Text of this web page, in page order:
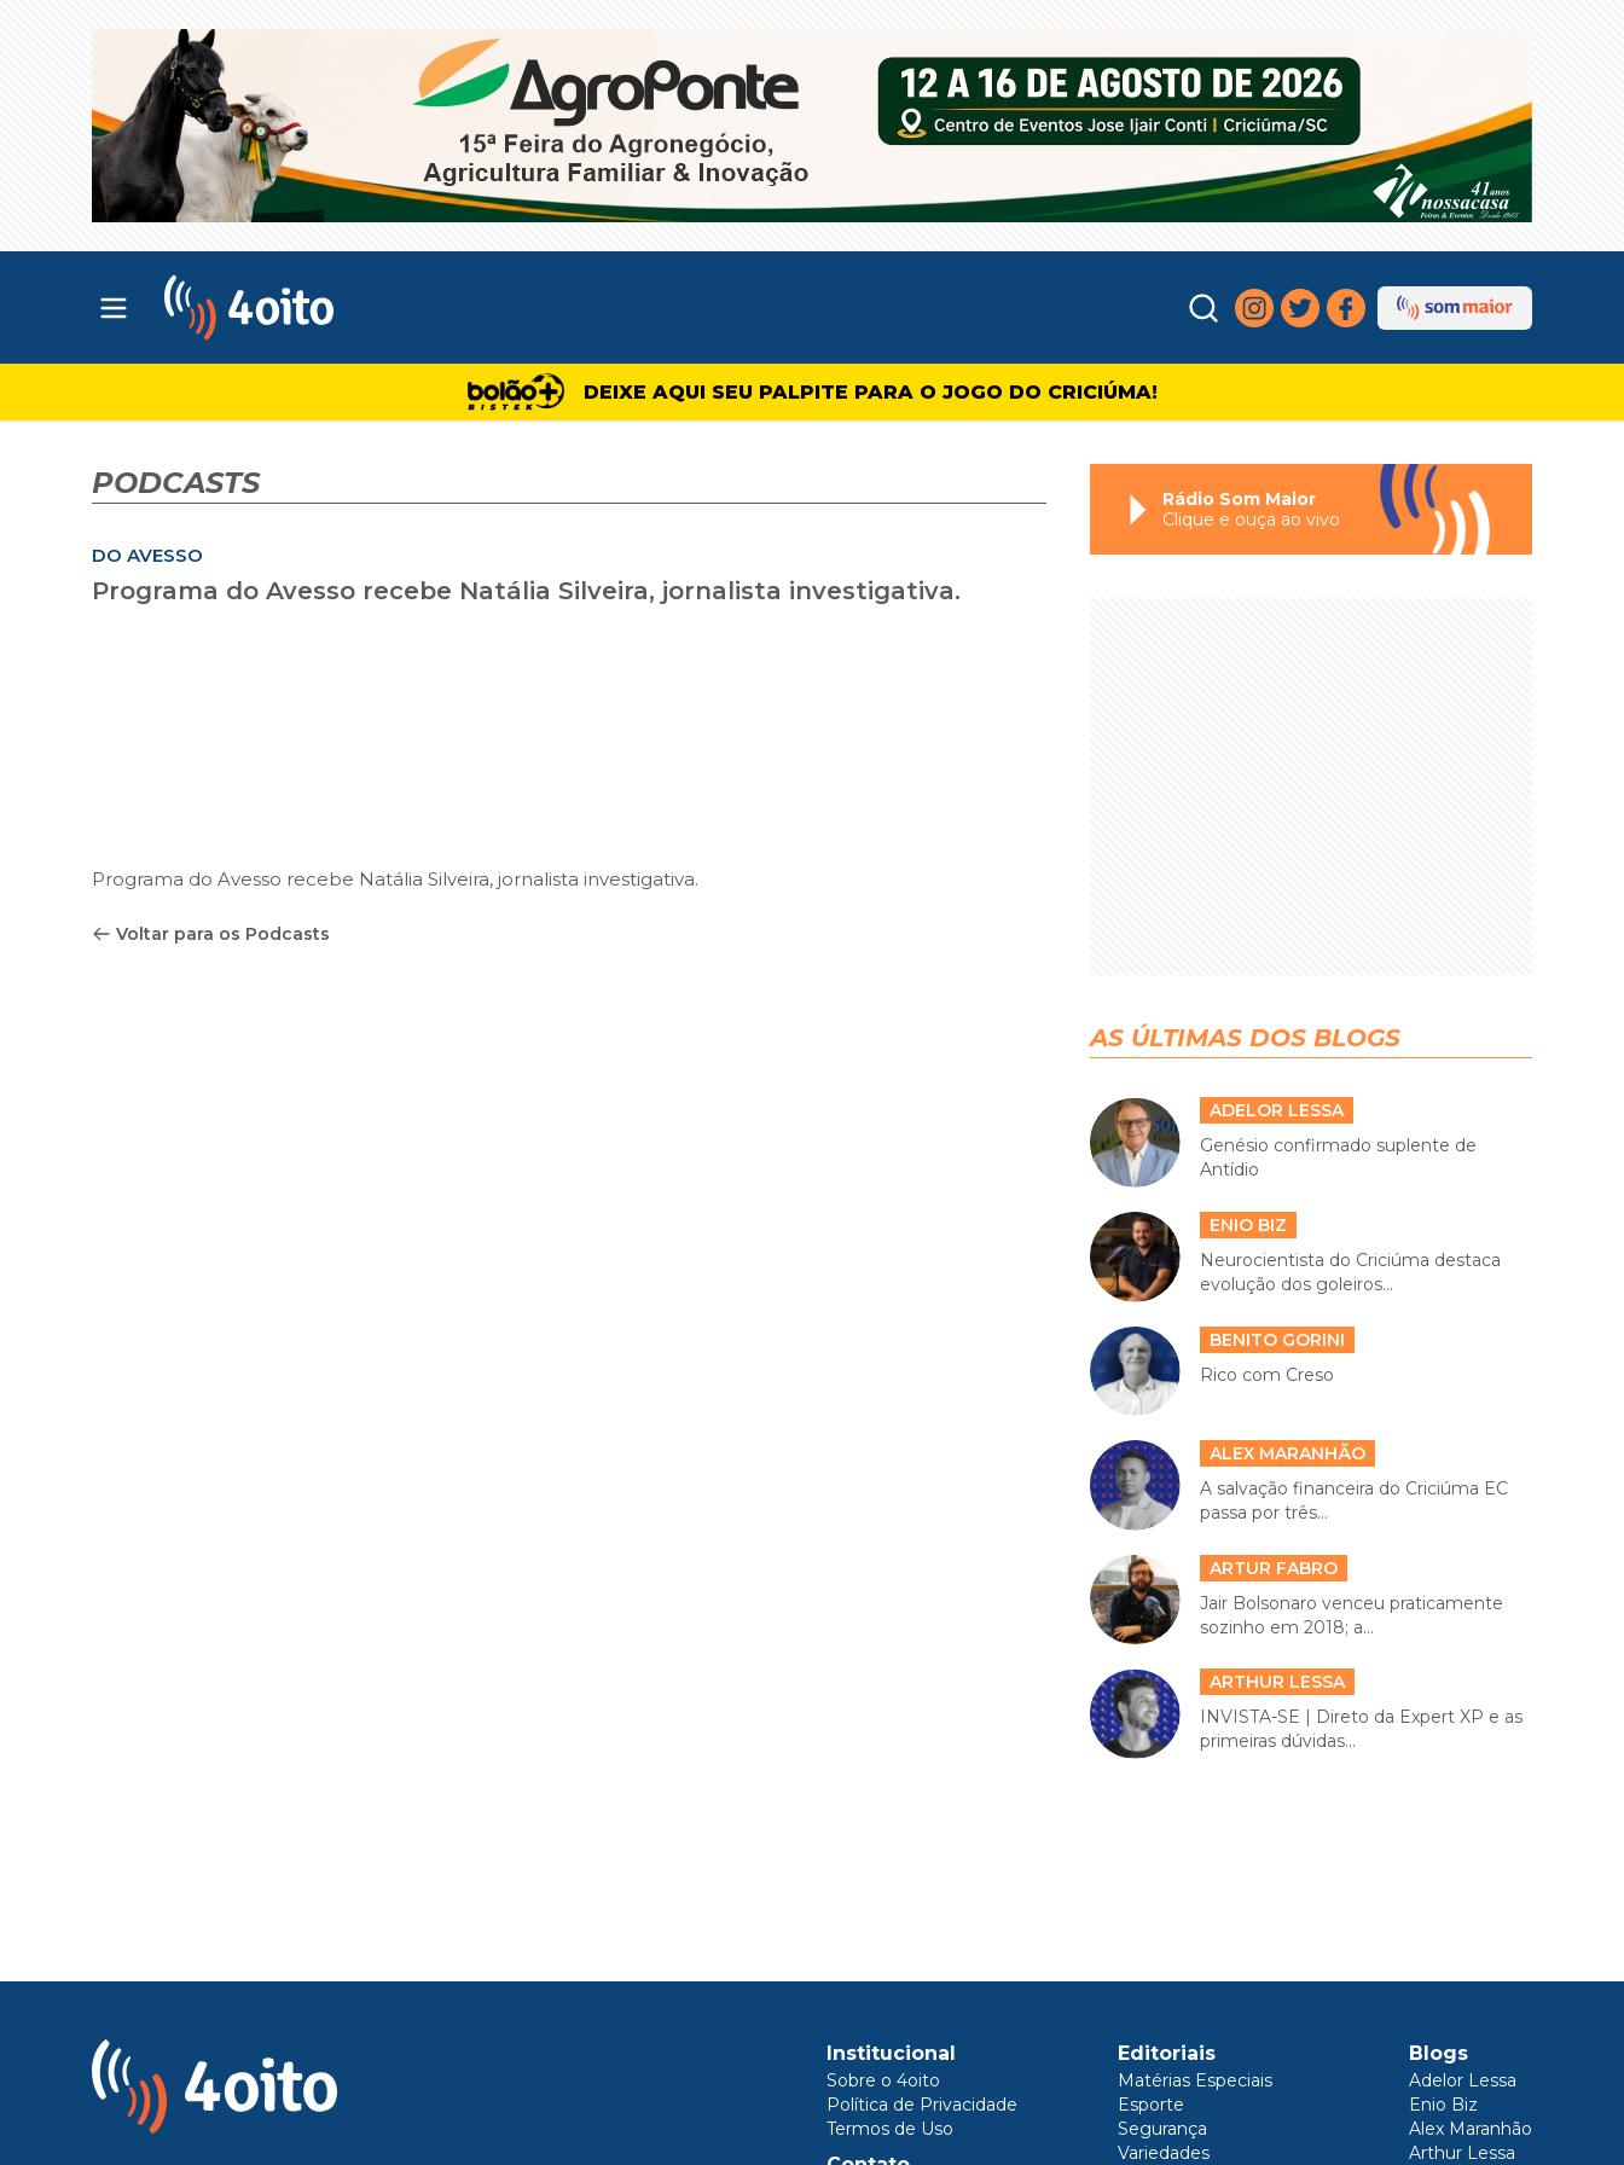
Abrir menu principal
DEIXE AQUI SEU PALPITE PARA O JOGO DO CRICIÚMA!
PODCASTS
DO AVESSO
Programa do Avesso recebe Natália Silveira, jornalista investigativa.
Programa do Avesso recebe Natália Silveira, jornalista investigativa.
Voltar para os Podcasts
Rádio Som Maior
Clique e ouça ao vivo
AS ÚLTIMAS DOS BLOGS
ADELOR LESSA
Genésio confirmado suplente de
Antídio
ENIO BIZ
Neurocientista do Criciúma destaca
evolução dos goleiros...
BENITO GORINI
Rico com Creso
ALEX MARANHÃO
A salvação financeira do Criciúma EC
passa por três...
ARTUR FABRO
Jair Bolsonaro venceu praticamente
sozinho em 2018; a...
ARTHUR LESSA
INVISTA-SE | Direto da Expert XP e as
primeiras dúvidas...
Institucional
Sobre o 4oito
Política de Privacidade
Termos de Uso
Editoriais
Matérias Especiais
Esporte
Segurança
Variedades
Blogs
Adelor Lessa
Enio Biz
Alex Maranhão
Arthur Lessa